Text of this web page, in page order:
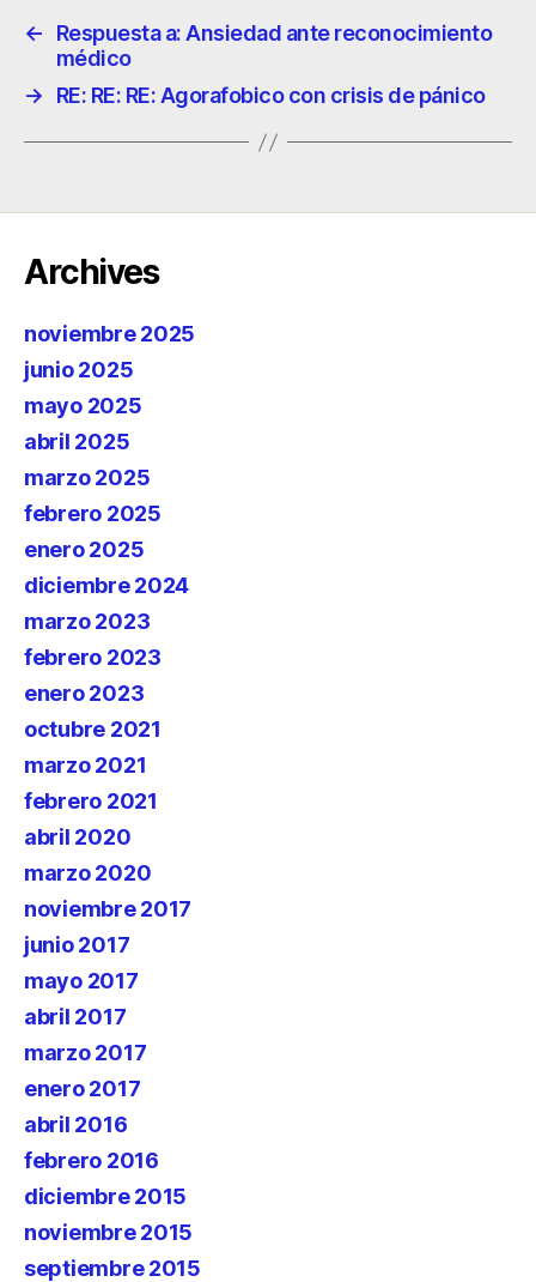
←
Respuesta a: Ansiedad ante reconocimiento
médico
→
RE: RE: RE: Agorafobico con crisis de pánico
Archives
noviembre 2025
junio 2025
mayo 2025
abril 2025
marzo 2025
febrero 2025
enero 2025
diciembre 2024
marzo 2023
febrero 2023
enero 2023
octubre 2021
marzo 2021
febrero 2021
abril 2020
marzo 2020
noviembre 2017
junio 2017
mayo 2017
abril 2017
marzo 2017
enero 2017
abril 2016
febrero 2016
diciembre 2015
noviembre 2015
septiembre 2015